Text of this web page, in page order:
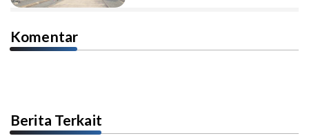
Komentar
Berita Terkait